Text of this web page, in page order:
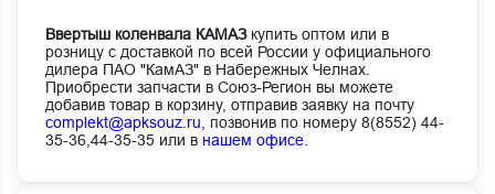
Ввертыш коленвала КАМАЗкупить оптом или в
розницу с доставкой по всей России у официального
дилера ПАО "КамАЗ" в Набережных Челнах.
Приобрести запчасти в Союз-Регион вы можете
добавив товар в корзину, отправив заявку на почту
complekt@apksouz.ru, позвонив по номеру 8(8552) 44-
35-36,44-35-35 или в нашем офисе.